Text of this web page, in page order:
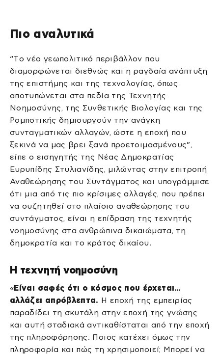
Πιο αναλυτικά
“Tο νέο γεωπολιτικό περιβάλλον που
διαμορφώνεται διεθνώς και η ραγδαία ανάπτυξη
της επιστήμης και της τεχνολογίας, όπως
αποτυπώνεται στα πεδία της Τεχνητής
Νοημοσύνης, της Συνθετικής Βιολογίας και της
Ρομποτικής δημιουργούν την ανάγκη
συνταγματικών αλλαγών, ώστε η εποχή που
ξεκινά να μας βρει ξανά προετοιμασμένους”,
είπε ο εισηγητής της Νέας Δημοκρατίας
Ευρυπίδης Στυλιανίδης, μιλώντας στην επιτροπή
Αναθεώρησης του Συντάγματος και υπογράμμισε
ότι μια από τις πιο κρίσιμες αλλαγές, που πρέπει
να συζητηθεί στο πλαίσιο αναθεώρησης του
συντάγματος, είναι η επίδραση της τεχνητής
νοημοσύνης στα ανθρώπινα δικαιώματα, τη
δημοκρατία και το κράτος δικαίου.
Η τεχνητή νοημοσύνη
«Είναι σαφές ότι ο κόσμος που έρχεται…
αλλάζει απρόβλεπτα. Η εποχή της εμπειρίας
παραδίδει τη σκυτάλη στην εποχή της γνώσης
και αυτή σταδιακά αντικαθίσταται από την εποχή
της πληροφόρησης. Ποιος κατέχει όμως την
πληροφορία και πώς τη χρησιμοποιεί; Μπορεί να